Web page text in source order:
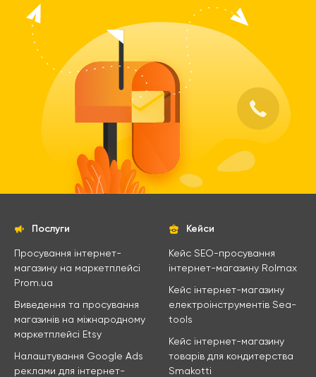
Послуги
Просування інтернет-
магазину на маркетплейсі
Prom.ua
Виведення та просування
магазинів на міжнародному
маркетплейсі Etsy
Налаштування Google Ads
реклами для інтернет-
Кейси
Кейс SEO-просування
інтернет-магазину Rolmax
Кейс інтернет-магазину
електроінструментів Sea-
tools
Кейс інтернет-магазину
товарів для кондитерства
Smakotti